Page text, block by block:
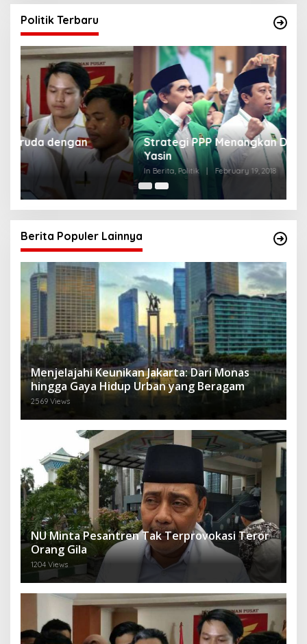
Politik Terbaru
Strategi PPP Menangkan Duet Ganjar dan Gus
Yasin
In Berita, Politik February 19, 2018
Berita Populer Lainnya
Menjelajahi Keunikan Jakarta: Dari Monas
hingga Gaya Hidup Urban yang Beragam
2569 Views
NU Minta Pesantren Tak Terprovokasi Teror
Orang Gila
1204 Views